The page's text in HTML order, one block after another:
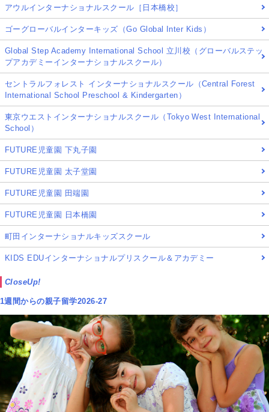
アウルインターナショナルスクール［日本橋校］
ゴーグローバルインターキッズ（Go Global Inter Kids）
Global Step Academy International School 立川校（グローバルステッ
プアカデミーインターナショナルスクール）
セントラルフォレスト インターナショナルスクール（Central Forest
International School Preschool & Kindergarten）
東京ウエストインターナショナルスクール（Tokyo West International
School）
FUTURE児童園 下丸子園
FUTURE児童園 太子堂園
FUTURE児童園 田端園
FUTURE児童園 日本橋園
町田インターナショナルキッズスクール
KIDS EDUインターナショナルプリスクール＆アカデミー
CloseUp!
1週間からの親子留学2026-27